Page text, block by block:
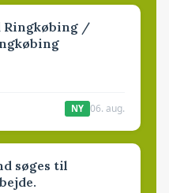
Ringkøbing /
NY 06. aug.
søges til